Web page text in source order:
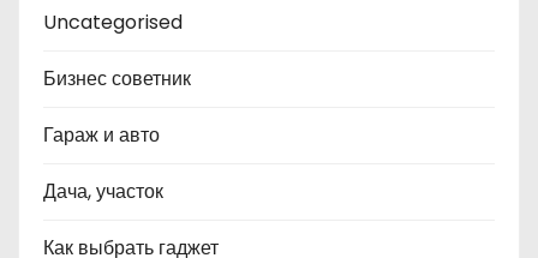
Uncategorised
Бизнес советник
Гараж и авто
Дача, участок
Как выбрать гаджет